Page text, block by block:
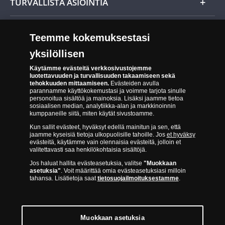
Tuotteiden toimittaminen
Palautusoikeus
Tee peruutusilmoitus
Saavutettavuusseloste
Turvallinen kumppani
Aitous- ja laatutakuu
14 päivän palautusoikeus
Suomen Moneta toimii virallisena jakelijana useimmille maailman
johtaville rahapajoille ja keskuspankeille, kuten Norjan rahapaja,
Britannian kuninkaallinen rahapaja, Ranskan rahapaja, Kanadan
kuninkaallinen rahapaja, Australian kuninkaallinen rahapaja, Etelä-
Afrikan kuninkaallinen rahapaja, Itävallan rahapaja, Alankomaiden
muut.
Teemme kokemuksestasi
yksilöllisen
Käytämme evästeitä verkkosivustojemme
luotettavuuden ja turvallisuuden takaamiseen sekä
tehokkuuden mittaamiseen.Evästeiden avulla
parannamme käyttökokemustasi ja voimme tarjota sinulle
personoitua sisältöä ja mainoksia. Lisäksi jaamme tietoa
sosiaalisen median, analytiikka-alan ja markkinoinnin
kumppaneille siitä, miten käytät sivustoamme.
Kun sallit evästeet, hyväksyt edellä mainitun ja sen, että
jaamme kyseisiä tietoja ulkopuolisille tahoille. Jos et hyväksy
evästeitä, käytämme vain olennaisia evästeitä, jolloin et
valitettavasti saa henkilökohtaisia sisältöjä.
Jos haluat hallita evästeasetuksia, valitse "Muokkaan
asetuksia". Voit määrittää omia evästeasetuksiasi milloin
tahansa. Lisätietoja saattietosuojailmoituksestamme.
Muokkaan asetuksia